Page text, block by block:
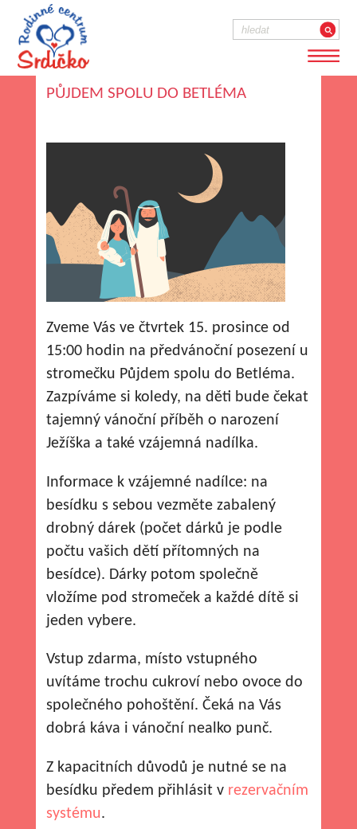
PŮJDEM SPOLU DO BETLÉMA
Zveme Vás ve čtvrtek 15. prosince od
15:00 hodin na předvánoční posezení u
stromečku Půjdem spolu do Betléma.
Zazpíváme si koledy, na děti bude čekat
tajemný vánoční příběh o narození
Ježíška a také vzájemná nadílka.
Informace k vzájemné nadílce: na
besídku s sebou vezměte zabalený
drobný dárek (počet dárků je podle
počtu vašich dětí přítomných na
besídce). Dárky potom společně
vložíme pod stromeček a každé dítě si
jeden vybere.
Vstup zdarma, místo vstupného
uvítáme trochu cukroví nebo ovoce do
společného pohoštění. Čeká na Vás
dobrá káva i vánoční nealko punč.
Z kapacitních důvodů je nutné se na
besídku předem přihlásit v rezervačním
systému.